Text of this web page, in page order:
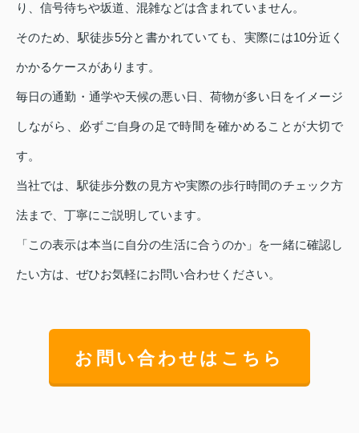
り、信号待ちや坂道、混雑などは含まれていません。
そのため、駅徒歩5分と書かれていても、実際には10分近く
かかるケースがあります。
毎日の通勤・通学や天候の悪い日、荷物が多い日をイメージ
しながら、必ずご自身の足で時間を確かめることが大切で
す。
当社では、駅徒歩分数の見方や実際の歩行時間のチェック方
法まで、丁寧にご説明しています。
「この表示は本当に自分の生活に合うのか」を一緒に確認し
たい方は、ぜひお気軽にお問い合わせください。
お問い合わせはこちら